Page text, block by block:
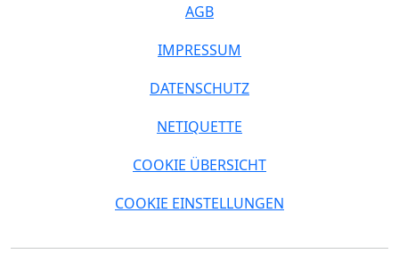
AGB
IMPRESSUM
DATENSCHUTZ
NETIQUETTE
COOKIE ÜBERSICHT
COOKIE EINSTELLUNGEN